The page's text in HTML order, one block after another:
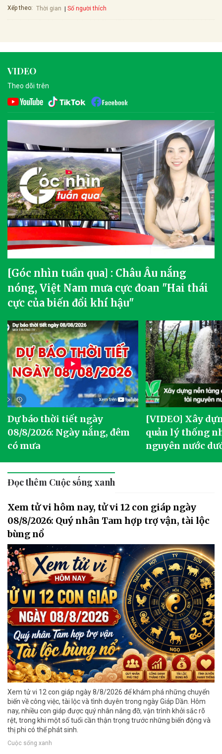
Xếp theo: Thời gian Số người thích
VIDEO
Theo dõi trên
[Góc nhìn tuần qua] : Châu Âu nắng
nóng, Việt Nam mưa cực đoan "Hai thái
cực của biến đổi khí hậu"
Dự báo thời tiết ngày
08/8/2026: Ngày nắng, đêm
có mưa
[VIDEO] Xây
quản lý thống
nguyên nước
Đọc thêm Cuộc sống xanh
Xem tử vi hôm nay, tử vi 12 con giáp ngày
08/8/2026: Quý nhân Tam hợp trợ vận, tài lộc
bùng nổ
Xem tử vi 12 con giáp ngày 8/8/2026 để khám phá những chuyển
biến về công việc, tài lộc và tình duyên trong ngày Giáp Dần. Hôm
nay, nhiều con giáp được quý nhân nâng đỡ, vận trình khởi sắc rõ
rệt, trong khi một số tuổi cần thận trọng trước những biến động và
thị phi có thể phát sinh.
Cuộc sống xanh